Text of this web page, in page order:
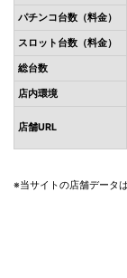
パチンコ台数（料金）
スロット台数（料金）
総台数
店内環境
店舗URL
※当サイトの店舗データは